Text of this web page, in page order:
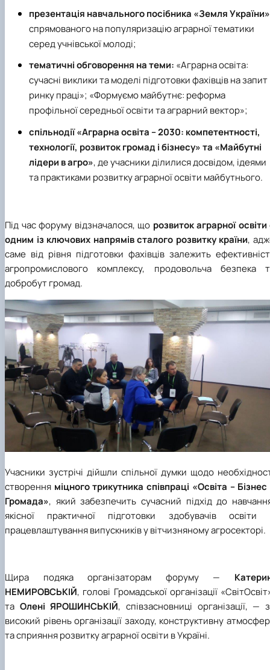
презентація навчального посібника «Земля України»
спрямованого на популяризацію аграрної тематики
серед учнівської молоді;
тематичні обговорення на теми: «Аграрна освіта:
сучасні виклики та моделі підготовки фахівців на запит
ринку праці»; «Формуємо майбутнє: реформа
профільної середньої освіти та аграрний вектор»;
спільнодії «Аграрна освіта – 2030: компетентності,
технології, розвиток громад і бізнесу» та «Майбутні
лідери в агро», де учасники ділилися досвідом, ідеями
та практиками розвитку аграрної освіти майбутнього.
Під час форуму відзначалося, що розвиток аграрної освіти
одним із ключових напрямів сталого розвитку країни,
саме від рівня підготовки фахівців залежить
агропромислового комплексу, продовольча безпека
добробут громад.
Учасники зустрічі дійшли спільної думки щодо
створення міцного трикутника співпраці «Освіта – Бізнес
Громада», який забезпечить сучасний підхід до
якісної практичної підготовки здобувачів освіти
працевлаштування випускників у вітчизняному агросекторі.
Щира подяка організаторам форуму —
НЕМИРОВСЬКІЙ, голові Громадської організації
та Олені ЯРОШИНСЬКІЙ, співзасновниці організації, —
високий рівень організації заходу, конструктивну
та сприяння розвитку аграрної освіти в Україні.